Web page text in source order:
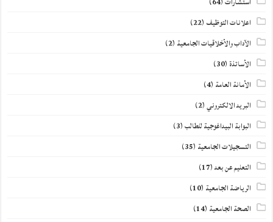
اعلانات التوظيف (22)
الآداب والأخلاقيات الجامعية (2)
الأساتذة(30)
الأمانة العامة (4)
البريد الالكتروني(2)
البوابة البيداغوجية للطالب(3)
التسجيلات الجامعية (35)
التعليم عن بعد(17)
الرياضة الجامعية (10)
الصحة الجامعية (14)